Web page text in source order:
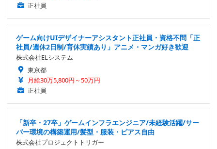
正社員
ゲーム向けUIデザイナーアシスタント正社員・資格不問「正
社員/週休2日制/育休実績あり」アニメ・マンガ好き歓迎
株式会社ELシステム
東京都
月給30万5,800円～50万円
正社員
「新卒・27卒」ゲームインフラエンジニア/未経験活躍/サー
バー環境の構築運用/髪型・服装・ピアス自由
株式会社プロジェクトトリガー